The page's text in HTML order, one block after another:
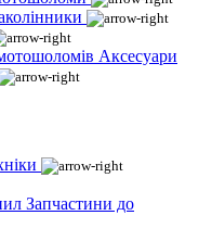
Аксесуари
Запчастини до